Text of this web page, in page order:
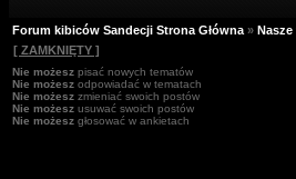
Forum kibiców Sandecji Strona Główna »
[ ZAMKNIĘTY ]
Nie możesz pisać nowych tematów
Nie możesz odpowiadać w tematach
Nie możesz zmieniać swoich postów
Nie możesz usuwać swoich postów
Nie możesz głosować w ankietach